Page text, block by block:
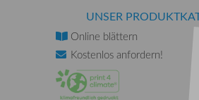
UNSER
Online blättern
Kostenlos anfordern!